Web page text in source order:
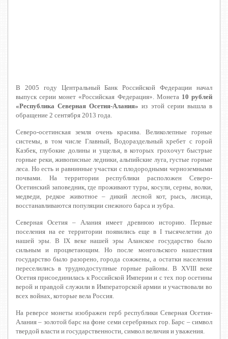
В 2005 году Центральный Банк Российской Федерации начал
выпуск серии монет «Российская Федерация». Монета 10 рублей
«Республика Северная Осетия-Алания» из этой серии вышла в
обращение 2 сентября 2013 года.
Северо-осетинская земля очень красива. Великолепные горные
системы, в том числе Главный, Водораздельный хребет с горой
Казбек, глубокие долины и ущелья, в которых грохочут быстрые
горные реки, живописные ледники, альпийские луга, густые горные
леса. Но есть и равнинные участки с плодородными черноземными
почвами. На территории республики расположен Северо-
Осетинский заповедник, где проживают туры, косули, серны, волки,
медведи, редкое животное – дикий лесной кот, рысь, лисица,
восстанавливаются популяции снежного барса и зубра.
Северная Осетия – Алания имеет древнюю историю. Первые
поселения на ее территории появились еще в I тысячелетии до
нашей эры. В IX веке нашей эры Аланское государство было
сильным и процветающим. Но после монгольского нашествия
государство было разорено, города сожжены, а остатки населения
переселились в труднодоступные горные районы. В XVIII веке
Осетия присоединилась к Российской Империи и с тех пор осетины
верой и правдой служили в Императорской армии и участвовали во
всех войнах, которые вела Россия.
На реверсе монеты изображен герб республики Северная Осетия-
Алания – золотой барс на фоне семи серебряных гор. Барс – символ
твердой власти и государственности, символ величия и уважения.